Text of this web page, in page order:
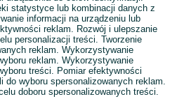
statystyce lub kombinacji danych z
informacji na urządzeniu lub
reklam. Rozwój i ulepszanie
personalizacji treści. Tworzenie
reklam. Wykorzystywanie
reklam. Wykorzystywanie
treści. Pomiar efektywności
do wyboru spersonalizowanych reklam.
doboru spersonalizowanych treści.